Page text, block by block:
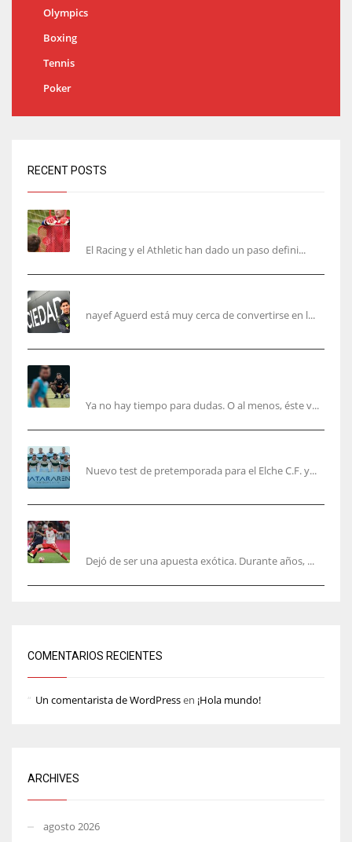
Olympics
Boxing
Tennis
Poker
RECENT POSTS
El Racing y el Athletic han dado un paso defini...
nayef Aguerd está muy cerca de convertirse en l...
Ya no hay tiempo para dudas. O al menos, éste v...
Nuevo test de pretemporada para el Elche C.F. y...
Dejó de ser una apuesta exótica. Durante años, ...
COMENTARIOS RECIENTES
Un comentarista de WordPressen ¡Hola mundo!
ARCHIVES
agosto 2026